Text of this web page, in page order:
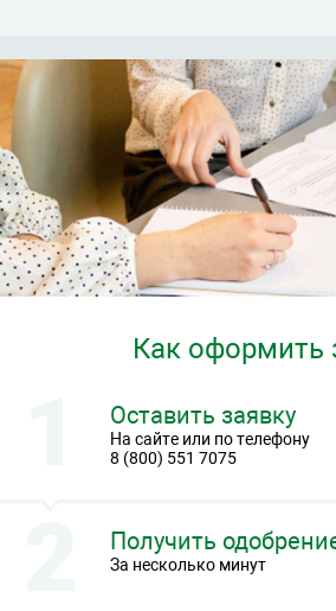
Как оформить
На сайте или по телефону
8 (800) 551 7075
Оставить заявку
За несколько минут
Получить